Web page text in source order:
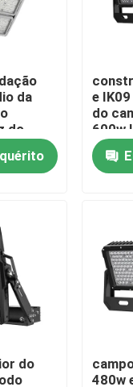
do esporte do
DO DIODO
exterior do
da
do
2000W
e
do
600w
do
480w